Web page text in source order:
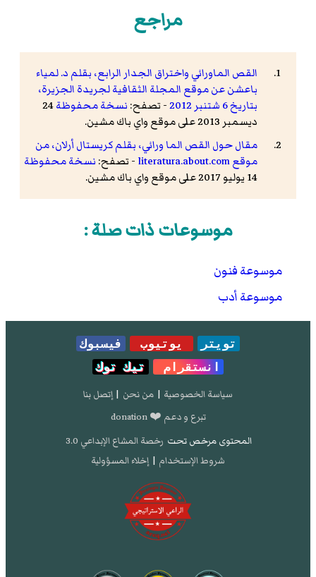
مراجع
القص الماورائي واختراق الجدار الرابع، بقلم د. لمياء
باعشن عن موقع المجلة الثقافية لجريدة الجزيرة،
بتاريخ 6 شتنبر 2012
- تصفح: نسخة محفوظة24
ديسمبر 2013 على موقع واي باك مشين.
مقال حول القص الما ورائي، بقلم كريستال أرلان، من
موقع literatura.about.com
- تصفح: نسخة محفوظة
14 يوليو 2017 على موقع واي باك مشين.
موسوعات ذات صلة :
موسوعة فنون
موسوعة أدب
تويتر يوتيوب
فيسبوك
انستقرام
تيك توك
سياسة الخصوصية | من نحن | إتصل بنا
تبرع و دعم ❤️ donation
المحتوى مرخص تحت رخصة المشاع الإبداعي 3.0
شروط الإستخدام | إخلاء المسؤولية